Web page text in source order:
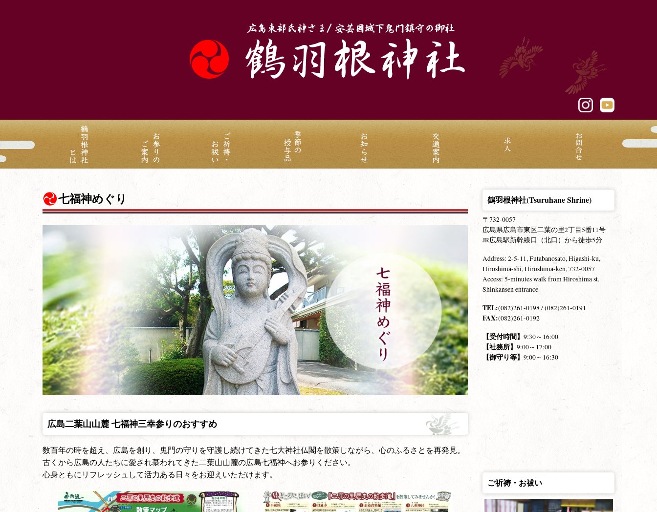
七福神めぐり
広島二葉山山麓 七福神三幸参りのおすすめ
数百年の時を超え、広島を創り、鬼門の守りを守護し続けてきた七大神社仏閣を散策しながら、心のふるさとを再発見。
古くから広島の人たちに愛され慕われてきた二葉山山麓の広島七福神へお参りください。
心身ともにリフレッシュして活力ある日々をお迎えいただけます。
鶴羽根神社(Tsuruhane Shrine)
〒732-0057
広島県広島市東区二葉の里2丁目5番11号
JR広島駅新幹線口（北口）から徒歩5分
Address: 2-5-11, Futabanosato, Higashi-ku,
Hiroshima-shi, Hiroshima-ken, 732-0057
Access: 5-minutes walk from Hiroshima st.
Shinkansen entrance
TEL:(082)261-0198 / (082)261-0191
FAX:(082)261-0192
【受付時間】 9:30～16:00
【社務所】 9:00～17:00
【御守り等】 9:00～16:30
ご祈祷・お祓い